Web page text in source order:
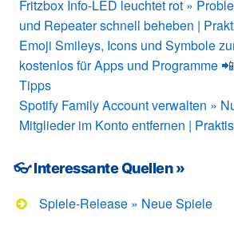
Fritzbox Info-LED leuchtet rot »
und Repeater schnell beheben |
Emoji Smileys, Icons und Symbole
kostenlos für Apps und Programme
Tipps
Spotify Family Account verwalten »
Mitglieder im Konto entfernen |
👓 Interessante Quellen »
Spiele-Release » Neue Spiele